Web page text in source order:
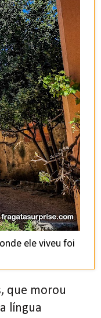
ele viveu foi
que morou
língua